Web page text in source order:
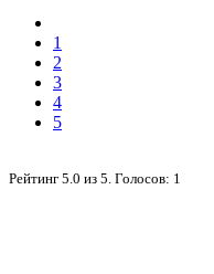
1
2
3
4
5
Рейтинг 5.0 из 5 . Голосов: 1